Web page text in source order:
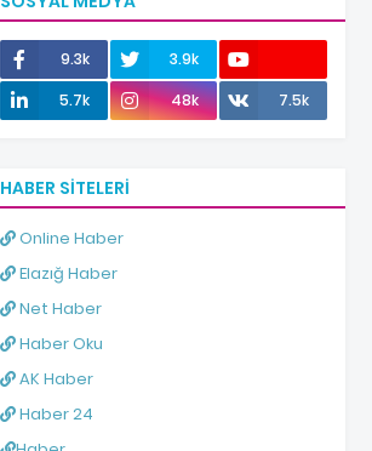
9.3k
3.9k
12.0k
5.7k 48k 7.5k
HABER SITELERI
Online Haber
Elazığ Haber
Net Haber
Haber Oku
AK Haber
Haber 24